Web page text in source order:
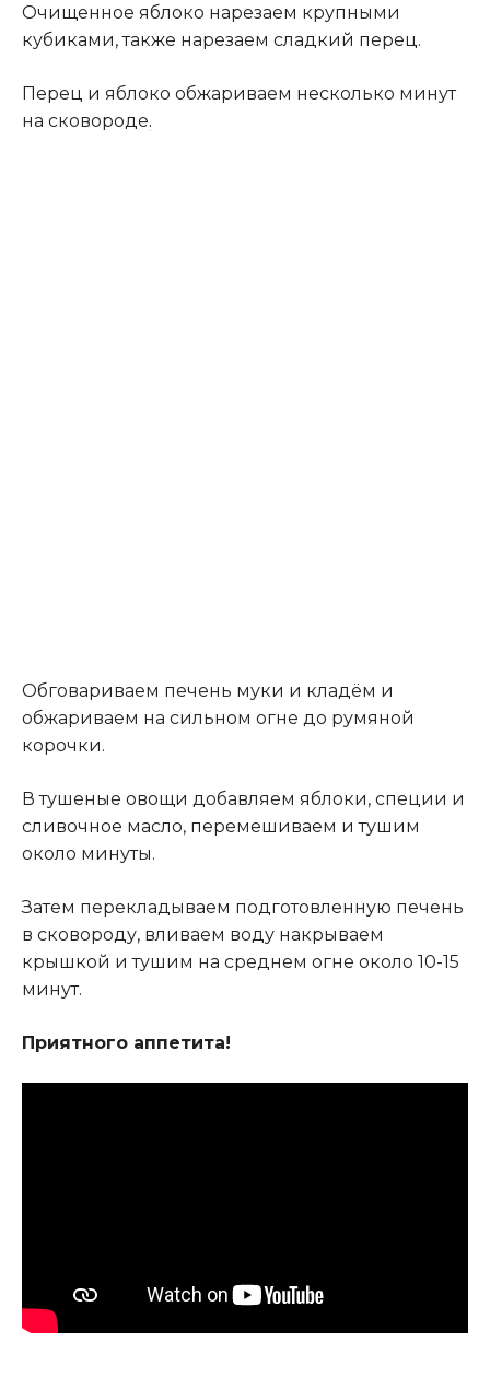
Очищенное яблоко нарезаем крупными
кубиками, также нарезаем сладкий перец.
Перец и яблоко обжариваем несколько минут
на сковороде.
Обговариваем печень муки и кладём и
обжариваем на сильном огне до румяной
корочки.
В тушеные овощи добавляем яблоки, специи и
сливочное масло, перемешиваем и тушим
около минуты.
Затем перекладываем подготовленную печень
в сковороду, вливаем воду накрываем
крышкой и тушим на среднем огне около 10-15
минут.
Приятного аппетита!